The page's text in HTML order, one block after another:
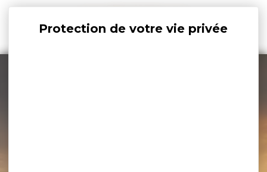
Panneau de gestion des cookies